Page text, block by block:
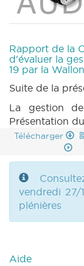
Rapport de la
d'évaluer la
19 par la
Suite de la
La gestion
Présentation
Télécharger
vendredi 27/
plénières
Aide